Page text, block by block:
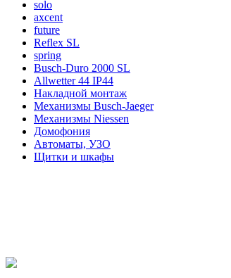
solo
axcent
future
Reflex SL
spring
Busch-Duro 2000 SL
Allwetter 44 IP44
Накладной монтаж
Механизмы Busch-Jaeger
Механизмы Niessen
Домофония
Автоматы, УЗО
Щитки и шкафы